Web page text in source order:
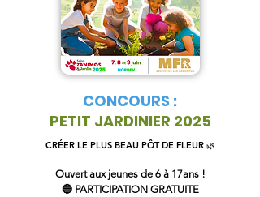
CONCOURS :
PETIT JARDINIER 2025
CRÉER LE PLUS BEAU PÔT DE FLEUR 🌿
Ouvert aux jeunes de 6 à 17ans !
🔵 PARTICIPATION GRATUITE